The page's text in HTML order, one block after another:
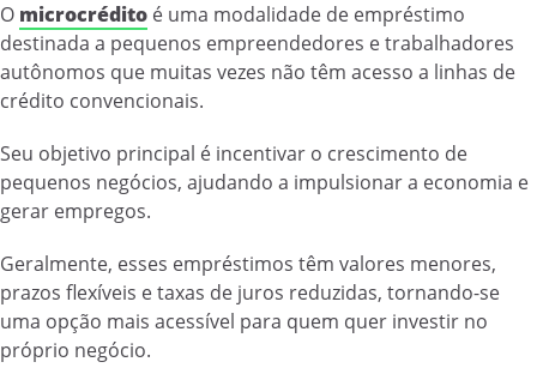
O microcrédito é uma modalidade de empréstimo
destinada a pequenos empreendedores e trabalhadores
autônomos que muitas vezes não têm acesso a linhas de
crédito convencionais.
Seu objetivo principal é incentivar o crescimento de
pequenos negócios, ajudando a impulsionar a economia e
gerar empregos.
Geralmente, esses empréstimos têm valores menores,
prazos flexíveis e taxas de juros reduzidas, tornando-se
uma opção mais acessível para quem quer investir no
próprio negócio.